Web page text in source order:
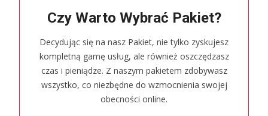
Czy Warto Wybrać Pakiet?
Decydując się na nasz Pakiet, nie tylko zyskujesz
kompletną gamę usług, ale również oszczędzasz
czas i pieniądze. Z naszym pakietem zdobywasz
wszystko, co niezbędne do wzmocnienia swojej
obecności online.